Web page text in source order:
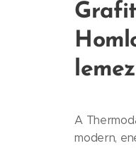
A
modern,